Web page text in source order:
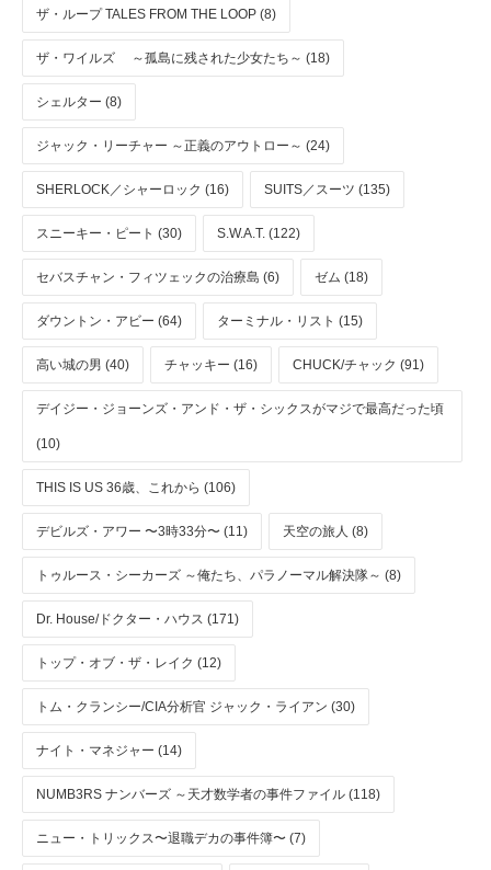
ザ・ループ TALES FROM THE LOOP (8)
ザ・ワイルズ ～孤島に残された少女たち～ (18)
シェルター (8)
ジャック・リーチャー ～正義のアウトロー～ (24)
SHERLOCK／シャーロック (16) SUITS／スーツ (135)
スニーキー・ピート (30) S.W.A.T. (122)
セバスチャン・フィツェックの治療島 (6) ゼム (18)
ダウントン・アビー (64) ターミナル・リスト (15)
高い城の男 (40) チャッキー (16) CHUCK/チャック (91)
デイジー・ジョーンズ・アンド・ザ・シックスがマジで最高だった頃
(10)
THIS IS US 36歳、これから (106)
デビルズ・アワー 〜3時33分〜 (11) 天空の旅人 (8)
トゥルース・シーカーズ ～俺たち、パラノーマル解決隊～ (8)
Dr. House/ドクター・ハウス (171)
トップ・オブ・ザ・レイク (12)
トム・クランシー/CIA分析官 ジャック・ライアン (30)
ナイト・マネジャー (14)
NUMB3RS ナンバーズ ～天才数学者の事件ファイル (118)
ニュー・トリックス〜退職デカの事件簿〜 (7)